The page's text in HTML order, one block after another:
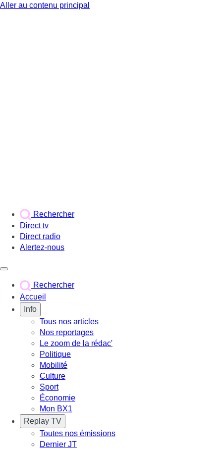
Aller au contenu principal
Rechercher
Direct tv
Direct radio
Alertez-nous
Rechercher
Accueil
Info
Tous nos articles
Nos reportages
Le zoom de la rédac'
Politique
Mobilité
Culture
Sport
Économie
Mon BX1
Replay TV
Toutes nos émissions
Dernier JT